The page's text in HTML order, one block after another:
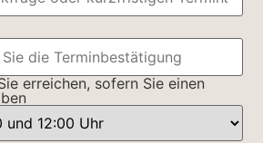
erreichen, sofern Sie einen